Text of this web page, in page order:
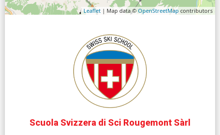
Leaflet | Map data © OpenStreetMap contributors
Scuola Svizzera di Sci Rougemont Sàrl